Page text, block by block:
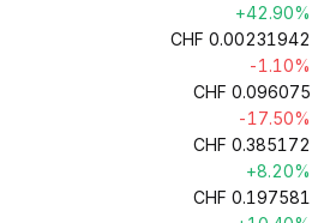
+42.90%
CHF 0.00231942
-1.10%
CHF 0.096075
-17.50%
CHF 0.385172
+8.20%
CHF 0.197581